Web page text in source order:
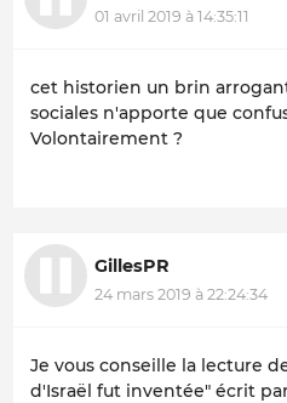
01 avril 2019 à 14:35:11
cet historien un brin
sociales n'apporte que
Volontairement ?
GillesPR
24 mars 2019 à 22:24:34
Je vous conseille la lecture
d'Israël fut inventée" écrit